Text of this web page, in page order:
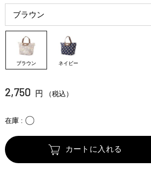
ブラウン ネイビー
2,750 円 （税込）
在庫 〇
カートに入れる